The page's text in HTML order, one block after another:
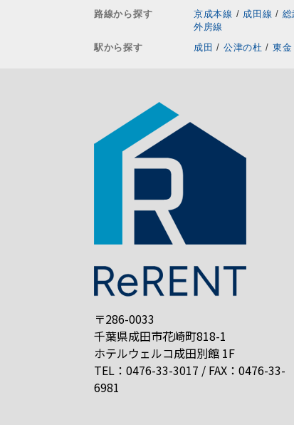
路線から探す
京成本線 / 成田線 / 総
外房線
駅から探す
成田 / 公津の杜 / 東金
〒286-0033
千葉県成田市花崎町818-1
ホテルウェルコ成田別館 1F
TEL：0476-33-3017 / FAX：0476-33-
6981